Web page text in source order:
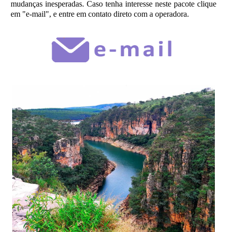
mudanças inesperadas. Caso tenha interesse neste pacote clique
em "e-mail", e entre em contato direto com a operadora.